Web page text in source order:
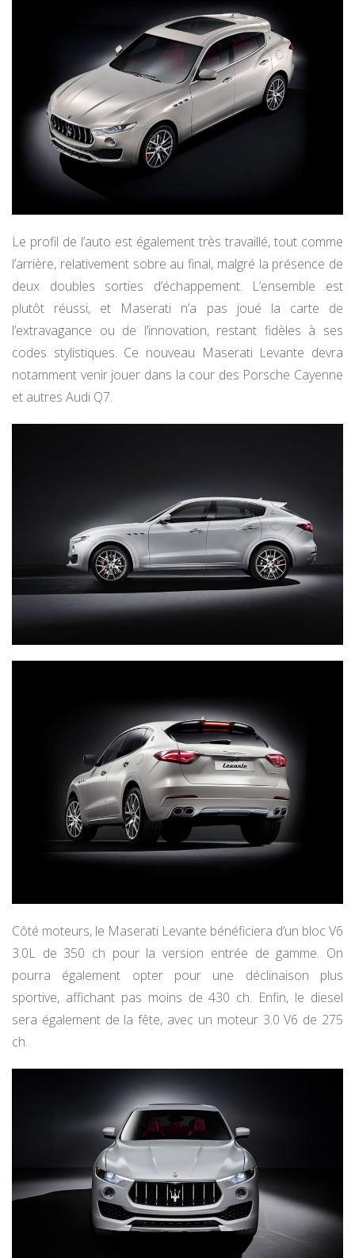
Le profil de l’auto est également très travaillé, tout comme
l’arrière, relativement sobre au final, malgré la présence de
deux doubles sorties d’échappement. L’ensemble est
plutôt réussi, et Maserati n’a pas joué la carte de
l’extravagance ou de l’innovation, restant fidèles à ses
codes stylistiques. Ce nouveau Maserati Levante devra
notamment venir jouer dans la cour des Porsche Cayenne
et autres Audi Q7.
Côté moteurs, le Maserati Levante bénéficiera d’un bloc V6
3.0L de 350 ch pour la version entrée de gamme. On
pourra également opter pour une déclinaison plus
sportive, affichant pas moins de 430 ch. Enfin, le diesel
sera également de la fête, avec un moteur 3.0 V6 de 275
ch.